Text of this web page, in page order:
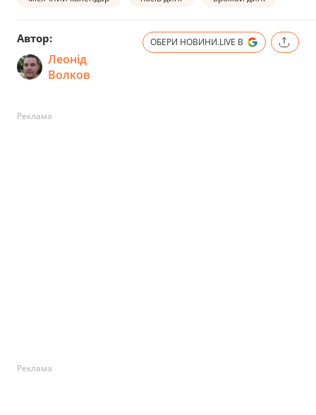
Автор:
Леонід
Волков
ОБЕРИ НОВИНИ.LIVE В
Реклама
Реклама